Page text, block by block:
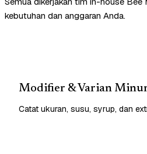
kebutuhan dan anggaran Anda.
Modifier & Varian
Catat ukuran, susu, syrup, dan